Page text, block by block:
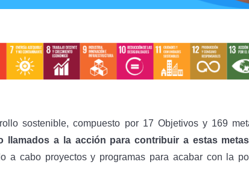
sostenible, compuesto por 17 Objetivos y 169
llamados a la acción para contribuir a estas
cabo proyectos y programas para acabar con la